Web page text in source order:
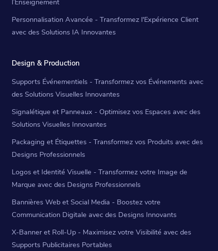
Personnalisation Avancée - Transformez l'Expérience Client
avec des Solutions IA Innovantes
Design & Production
Supports Événementiels - Transformez vos Événements avec
des Solutions Visuelles Innovantes
Signalétique et Panneaux - Optimisez vos Espaces avec des
Solutions Visuelles Innovantes
Packaging et Étiquettes - Transformez vos Produits avec des
Designs Professionnels
Logos et Identité Visuelle - Transformez votre Image de
Marque avec des Designs Professionnels
Bannières Web et Social Media - Boostez votre
Communication Digitale avec des Designs Innovants
X-Banner et Roll-Up - Maximisez votre Visibilité avec des
Supports Publicitaires Portables